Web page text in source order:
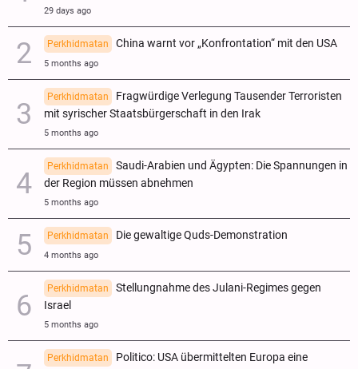
29 days ago
Perkhidmatan China warnt vor „Konfrontation“ mit den USA
5 months ago
Perkhidmatan
Fragwürdige Verlegung Tausender Terroristen
mit syrischer Staatsbürgerschaft in den Irak
5 months ago
Perkhidmatan
Saudi-Arabien und Ägypten: Die Spannungen in
der Region müssen abnehmen
5 months ago
Perkhidmatan Die gewaltige Quds-Demonstration
4 months ago
Perkhidmatan
Stellungnahme des Julani-Regimes gegen
Israel
5 months ago
Perkhidmatan
Politico: USA übermittelten Europa eine